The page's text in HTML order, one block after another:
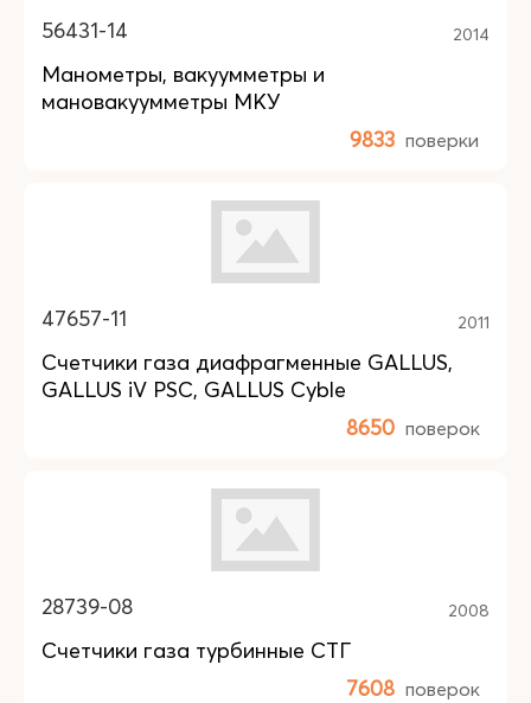
56431-14 2014
Манометры, вакуумметры и
мановакуумметры МКУ
9833 поверки
47657-11 2011
Счетчики газа диафрагменные GALLUS,
GALLUS iV PSC, GALLUS Cyble
8650 поверок
28739-08 2008
Счетчики газа турбинные СТГ
7608 поверок